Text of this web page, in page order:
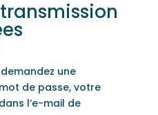
demandez une
de passe, votre
l’e-mail de